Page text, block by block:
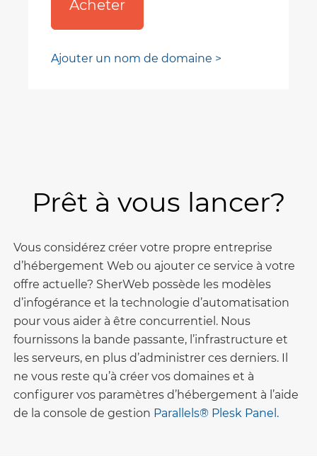
Acheter
Ajouter un nom de domaine >
Prêt à vous lancer?
Vous considérez créer votre propre entreprise
d’hébergement Web ou ajouter ce service à votre
offre actuelle? SherWeb possède les modèles
d’infogérance et la technologie d’automatisation
pour vous aider à être concurrentiel. Nous
fournissons la bande passante, l’infrastructure et
les serveurs, en plus d’administrer ces derniers. Il
ne vous reste qu’à créer vos domaines et à
configurer vos paramètres d’hébergement à l’aide
de la console de gestion Parallels® Plesk Panel.